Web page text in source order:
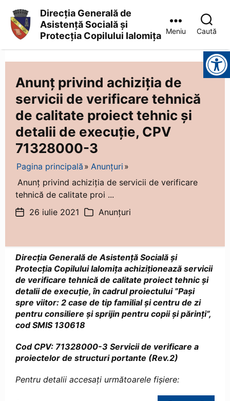
Asistență
Socială
și
Protecția
Copilului
Ialomița
Direcția Generală de
Asistență Socială și
Protecția Copilului Ialomița
Meniu Caută
Instrumente pentru accesibilitate
Anunț privind achiziţia de
servicii de verificare tehnică
de calitate proiect tehnic și
detalii de execuție, CPV
71328000-3
Pagina principală
Anunțuri
Anunț privind achiziţia de servicii de verificare
tehnică de calitate proi ...
Dată26 iulie 2021 Categorii
Anunțuri
Direcţia Generală de Asistenţă Socială şi
Protecţia Copilului Ialomiţa achiziționează servicii
de verificare tehnică de calitate proiect tehnic și
detalii de execuție, în cadrul proiectului ”Paşi
spre viitor: 2 case de tip familial şi centru de zi
pentru consiliere şi sprijin pentru copii şi părinţi”,
cod SMIS 130618
Cod CPV: 71328000-3 Servicii de verificare a
proiectelor de structuri portante (Rev.2)
Pentru detalii accesați următoarele fișiere: